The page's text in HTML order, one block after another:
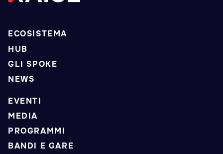
ECOSISTEMA
HUB
GLI SPOKE
NEWS
EVENTI
MEDIA
PROGRAMMI
BANDI E GARE